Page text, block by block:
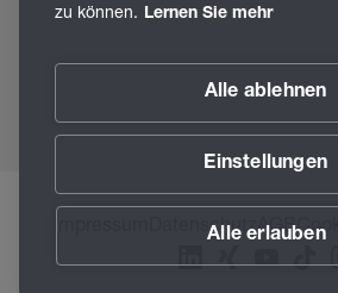
DatenschutzAGB
zu können. Lernen Sie mehr
Alle ablehnen
Einstellungen
Alle erlauben